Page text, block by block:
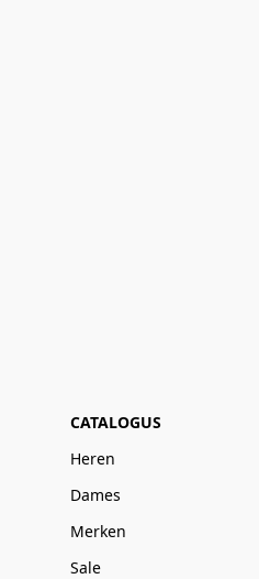
CATALOGUS
Heren
Dames
Merken
Sale